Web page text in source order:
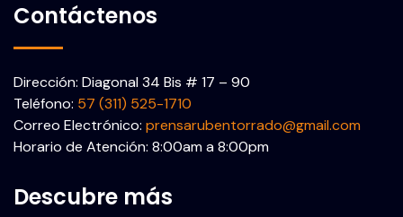
Contáctenos
Dirección: Diagonal 34 Bis # 17 – 90
Teléfono: 57 (311) 525-1710
Correo Electrónico: prensarubentorrado@gmail.com
Horario de Atención: 8:00am a 8:00pm
Descubre más